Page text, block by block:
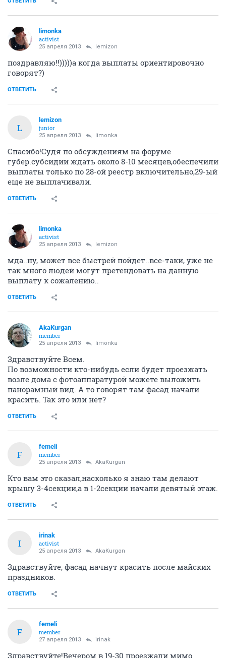
limonka
activist
25 апреля 2013 lemizon
поздравляю!!)))))а когда выплаты ориентировочно
говорят?)
ОТВЕТИТЬ
L
lemizon
junior
25 апреля 2013 limonka
Спасибо!Судя по обсуждениям на форуме
губер.субсидии ждать около 8-10 месяцев,обеспечили
выплаты только по 28-ой реестр включительно,29-ый
еще не выплачивали.
ОТВЕТИТЬ
limonka
activist
25 апреля 2013 lemizon
мда..ну, может все быстрей пойдет..все-таки, уже не
так много людей могут претендовать на данную
выплату к сожалению..
ОТВЕТИТЬ
AkaKurgan
member
25 апреля 2013 limonka
Здравствуйте Всем.
По возможности кто-нибудь если будет проезжать
возле дома с фотоаппаратурой можете выложить
панорамный вид. А то говорят там фасад начали
красить. Так это или нет?
ОТВЕТИТЬ
F
femeli
member
25 апреля 2013 AkaKurgan
Кто вам это сказал,насколько я знаю там делают
крышу 3-4секции,а в 1-2секции начали девятый этаж.
ОТВЕТИТЬ
I
irinak
activist
25 апреля 2013 AkaKurgan
Здравствуйте, фасад начнут красить после майских
праздников.
ОТВЕТИТЬ
F
femeli
member
27 апреля 2013 irinak
Здравствуйте!Вечером в 19-30 проезжали мимо